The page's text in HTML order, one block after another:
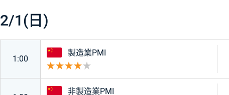
2/1(日)
1:00
中国
製造業PMI
中国
非製造業PMI